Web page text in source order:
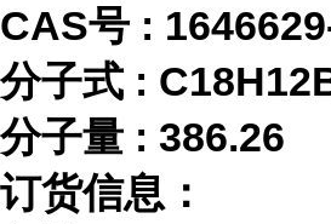
CAS号 :
分子式 :
分子量 : 386.26
订货信息：